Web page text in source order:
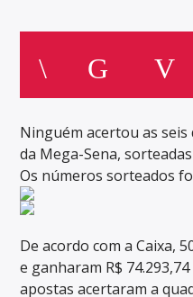
Ninguém acertou as seis
da Mega-Sena,
Os números sorteados
De acordo com a Caixa,
e ganharam R$
apostas acertaram a